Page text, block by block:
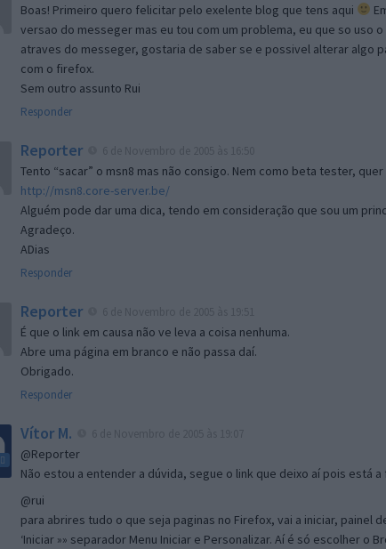
Boas! Primeiro quero felicitar pelo exelente blog que tens aqui
versao do messeger mas eu tou com um problema, eu que so uso
atraves do messeger, gostaria de saber se e possivel alterar algo
com o firefox.
Sem outro assunto Rui
Responder
Reporter
Tento “sacar” o msn8 mas não consigo. Nem como beta tester,
http://msn8.core-server.be/
Alguém pode dar uma dica, tendo em consideração que sou um
Agradeço.
ADias
Responder
Reporter
É que o link em causa não ve leva a coisa nenhuma.
Abre uma página em branco e não passa daí.
Obrigado.
Responder
Vítor M.
@Reporter
Não estou a entender a dúvida, segue o link que deixo aí pois está
@rui
para abrires tudo o que seja paginas no Firefox, vai a iniciar, painel
‘Iniciar »» separador Menu Iniciar e Personalizar. Aí é só escolher o